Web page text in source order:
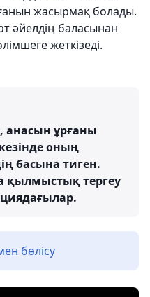
жасырмақ болады.
әйелдің баласынан
жеткізеді.
анасын ұрғаны
оның
басына тиген.
қылмыстық тергеу
бөлісу